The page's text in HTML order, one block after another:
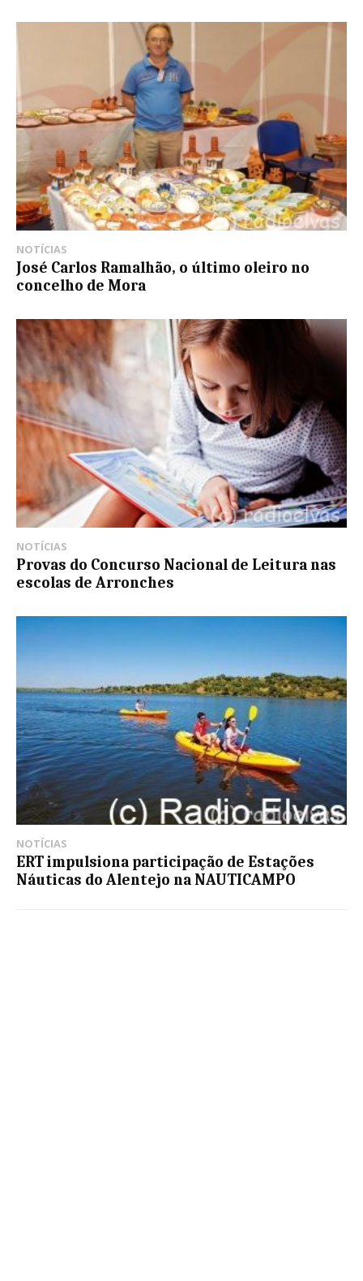
NOTÍCIAS
José Carlos Ramalhão, o último oleiro no
concelho de Mora
NOTÍCIAS
Provas do Concurso Nacional de Leitura nas
escolas de Arronches
NOTÍCIAS
ERT impulsiona participação de Estações
Náuticas do Alentejo na NAUTICAMPO